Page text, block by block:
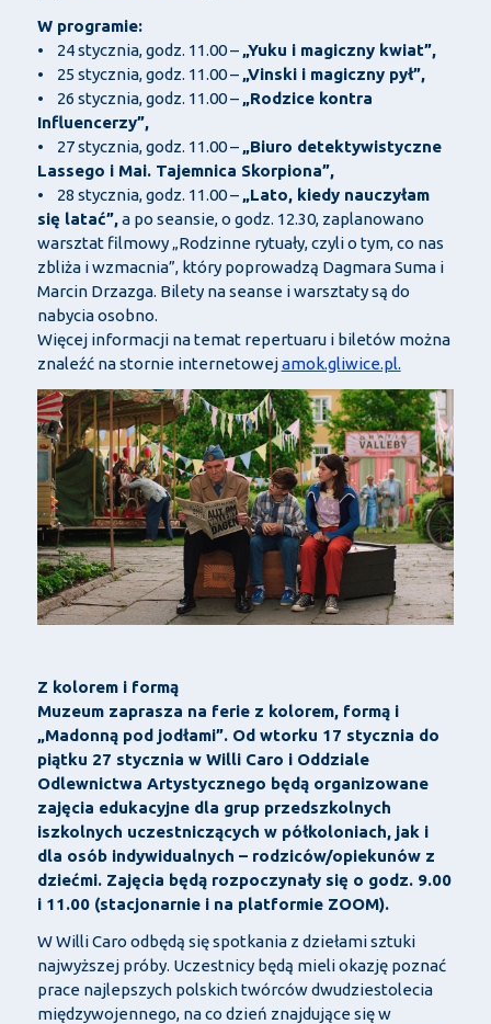
W programie:
• 24 stycznia, godz. 11.00 – „Yuku i magiczny kwiat”,
• 25 stycznia, godz. 11.00 – „Vinski i magiczny pył”,
• 26 stycznia, godz. 11.00 – „Rodzice kontra
Influencerzy”,
• 27 stycznia, godz. 11.00 – „Biuro detektywistyczne
Lassego i Mai. Tajemnica Skorpiona”,
• 28 stycznia, godz. 11.00 – „Lato, kiedy nauczyłam
się latać”,a po seansie, o godz. 12.30, zaplanowano
warsztat filmowy „Rodzinne rytuały, czyli o tym, co nas
zbliża i wzmacnia”, który poprowadzą Dagmara Suma i
Marcin Drzazga. Bilety na seanse i warsztaty są do
nabycia osobno.
Więcej informacji na temat repertuaru i biletów można
znaleźć na stornie internetowejamok.gliwice.pl.
Z kolorem i formą
Muzeum zaprasza na ferie z kolorem, formą i
„Madonną pod jodłami”. Od wtorku 17 stycznia do
piątku 27 stycznia w Willi Caro i Oddziale
Odlewnictwa Artystycznego będą organizowane
zajęcia edukacyjne dla grup przedszkolnych
iszkolnych uczestniczących w półkoloniach, jak i
dla osób indywidualnych – rodziców/opiekunów z
dziećmi. Zajęcia będą rozpoczynały się o godz. 9.00
i 11.00 (stacjonarnie i na platformie ZOOM).
W Willi Caro odbędą się spotkania z dziełami sztuki
najwyższej próby. Uczestnicy będą mieli okazję poznać
prace najlepszych polskich twórców dwudziestolecia
międzywojennego, na co dzień znajdujące się w